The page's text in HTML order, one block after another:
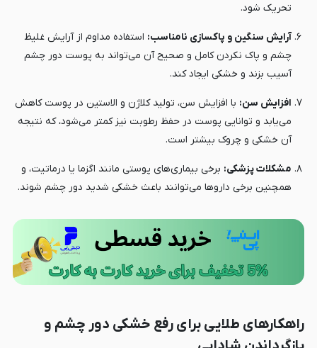
تحریک شود.
آرایش سنگین و پاکسازی نامناسب: استفاده مداوم از آرایش غلیظ
چشم و پاک نکردن کامل و صحیح آن می‌تواند به پوست دور چشم
آسیب بزند و خشکی ایجاد کند.
افزایش سن: با افزایش سن، تولید کلاژن و الاستین در پوست کاهش
می‌یابد و توانایی پوست در حفظ رطوبت نیز کمتر می‌شود، که نتیجه
آن خشکی و چروک بیشتر است.
مشکلات پزشکی: برخی بیماری‌های پوستی مانند اگزما یا درماتیت، و
همچنین برخی داروها می‌توانند باعث خشکی شدید دور چشم شوند.
راهکارهای طلایی برای رفع خشکی دور چشم و